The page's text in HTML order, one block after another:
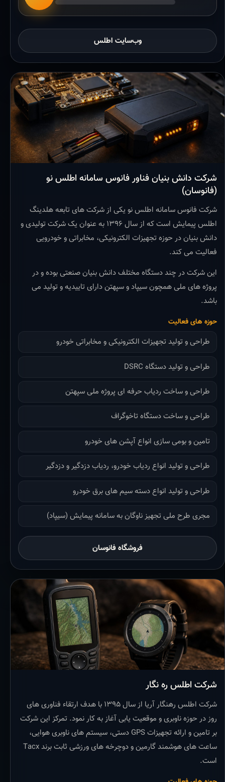
وب‌سایت اطلس
شرکت دانش بنیان فناور فانوس سامانه اطلس نو
(فانوسان)
شرکت فانوس سامانه اطلس نو یکی از شرکت های تابعه هلدینگ
اطلس پیمایش است که از سال ۱۳۹۶ به عنوان یک شرکت تولیدی و
دانش بنیان در حوزه تجهیزات الکترونیکی، مخابراتی و خودرویی
فعالیت می کند.
این شرکت در چند دستگاه مختلف دانش بنیان صنعتی بوده و در
پروژه های ملی همچون سیپاد و سپهتن دارای تاییدیه و تولید می
باشد.
حوزه های فعالیت
طراحی و تولید تجهیزات الکترونیکی و مخابراتی خودرو
طراحی و تولید دستگاه DSRC
طراحی و ساخت ردیاب حرفه ای پروژه ملی سپهتن
طراحی و ساخت دستگاه تاخوگراف
تامین و بومی سازی انواع آپشن های خودرو
طراحی و تولید انواع ردیاب خودرو، ردیاب دزدگیر و دزدگیر
طراحی و تولید انواع دسته سیم های برق خودرو
مجری طرح ملی تجهیز ناوگان به سامانه پیمایش (سیپاد)
فروشگاه فانوسان
شرکت اطلس ره نگار
شرکت اطلس رهنگار آریا از سال ۱۳۹۵ با هدف ارتقاء فناوری های
روز در حوزه ناوبری و موقعیت یابی آغاز به کار نمود. تمرکز این شرکت
بر تامین و ارائه تجهیزات GPS دستی، سیستم های ناوبری هوایی،
ساعت های هوشمند گارمین و دوچرخه های ورزشی ثابت برند Tacx
است.